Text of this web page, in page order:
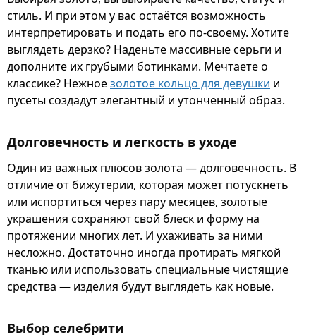
стиль. И при этом у вас остаётся возможность
интерпретировать и подать его по-своему. Хотите
выглядеть дерзко? Наденьте массивные серьги и
дополните их грубыми ботинками. Мечтаете о
классике? Нежноезолотое кольцо для девушки и
пусеты создадут элегантный и утонченный образ.
Долговечность и легкость в уходе
Один из важных плюсов золота — долговечность. В
отличие от бижутерии, которая может потускнеть
или испортиться через пару месяцев, золотые
украшения сохраняют свой блеск и форму на
протяжении многих лет. И ухаживать за ними
несложно. Достаточно иногда протирать мягкой
тканью или использовать специальные чистящие
средства — изделия будут выглядеть как новые.
Выбор селебрити